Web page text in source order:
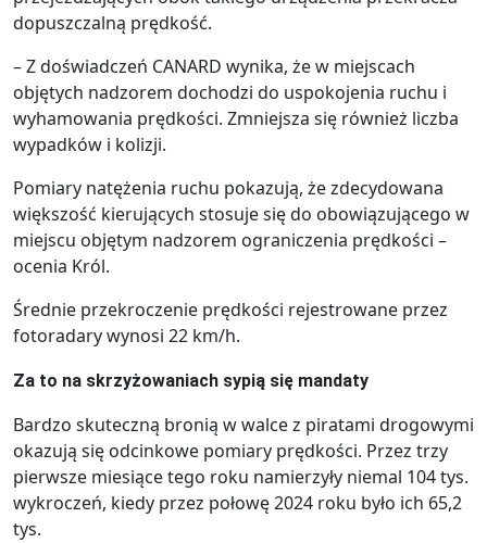
dopuszczalną prędkość.
– Z doświadczeń CANARD wynika, że w miejscach
objętych nadzorem dochodzi do uspokojenia ruchu i
wyhamowania prędkości. Zmniejsza się również liczba
wypadków i kolizji.
Pomiary natężenia ruchu pokazują, że zdecydowana
większość kierujących stosuje się do obowiązującego w
miejscu objętym nadzorem ograniczenia prędkości –
ocenia Król.
Średnie przekroczenie prędkości rejestrowane przez
fotoradary wynosi 22 km/h.
Za to na skrzyżowaniach sypią się mandaty
Bardzo skuteczną bronią w walce z piratami drogowymi
okazują się odcinkowe pomiary prędkości. Przez trzy
pierwsze miesiące tego roku namierzyły niemal 104 tys.
wykroczeń, kiedy przez połowę 2024 roku było ich 65,2
tys.